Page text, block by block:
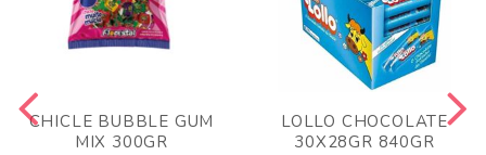
CHICLE BUBBLE GUM
MIX 300GR
LOLLO CHOCOLATE
30X28GR 840GR